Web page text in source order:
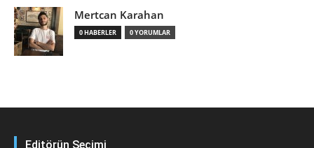
Mertcan Karahan
0 HABERLER 0 YORUMLAR
Editörün Seçimi